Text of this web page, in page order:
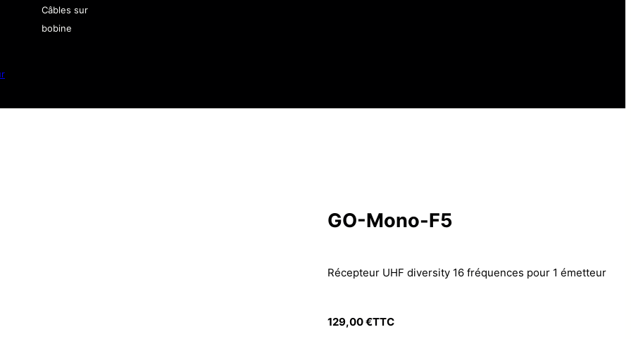
Câbles sur
bobine
GO-Mono-F5
Récepteur UHF diversity 16 fréquences pour 1 émetteur
129,00€TTC